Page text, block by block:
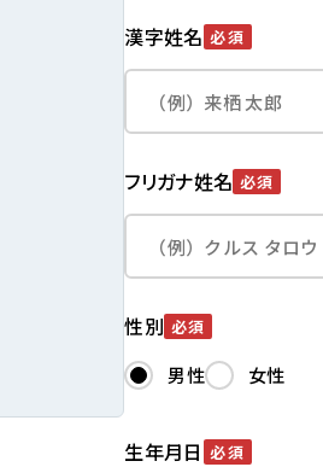
漢字姓名 必須
フリガナ姓名 必須
性別 必須
男性 女性
生年月日 必須